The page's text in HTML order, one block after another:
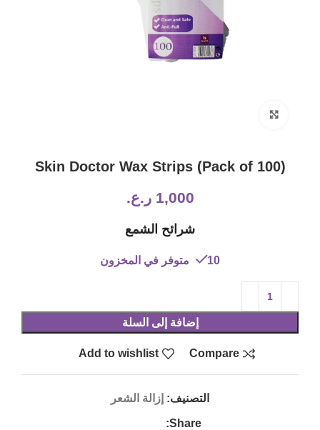
Skin Doctor Wax Strips (Pack of 100)
1,000 ر.ع.
شرائح الشمع
10 متوفر في المخزون
إضافة إلى السلة
Compare
Add to wishlist
التصنيف: إزالة الشعر
Share: